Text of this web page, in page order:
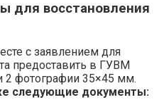
для восстановления
с заявлением для
предоставить в ГУВМ
2 фотографии 35×45 мм.
следующие документы: